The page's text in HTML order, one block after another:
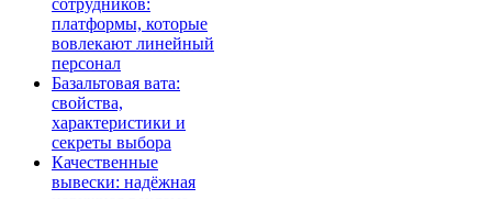
сотрудников:
платформы, которые
вовлекают линейный
персонал
Базальтовая вата:
свойства,
характеристики и
секреты выбора
Качественные
вывески: надёжная